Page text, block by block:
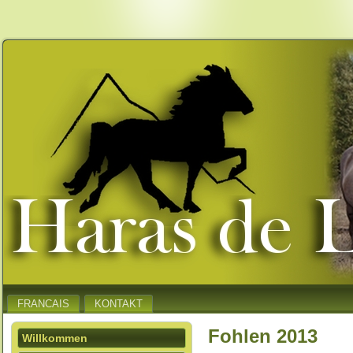
FRANCAIS KONTAKT
Willkommen Fohlen 2013